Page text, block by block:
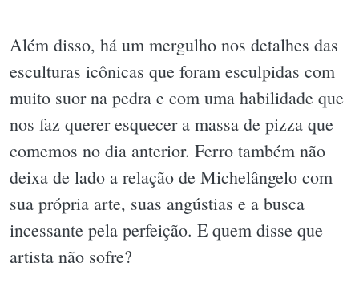
Além disso, há um mergulho nos detalhes das
esculturas icônicas que foram esculpidas com
muito suor na pedra e com uma habilidade que
nos faz querer esquecer a massa de pizza que
comemos no dia anterior. Ferro também não
deixa de lado a relação de Michelângelo com
sua própria arte, suas angústias e a busca
incessante pela perfeição. E quem disse que
artista não sofre?